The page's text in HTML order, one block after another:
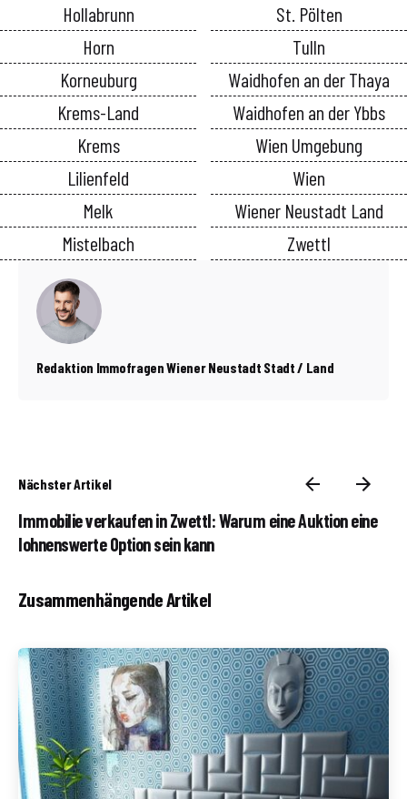
Hollabrunn
Horn
Korneuburg
Krems-Land
Krems
Lilienfeld
Melk
Mistelbach
St. Pölten
Tulln
Waidhofen an der Thaya
Waidhofen an der Ybbs
Wien Umgebung
Wien
Wiener Neustadt Land
Zwettl
Redaktion Immofragen Wiener Neustadt Stadt / Land
Nächster Artikel
Immobilie verkaufen in Zwettl: Warum eine Auktion eine
lohnenswerte Option sein kann
Zusammenhängende Artikel